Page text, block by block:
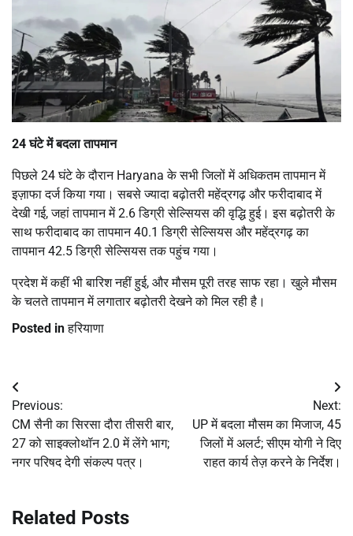
24 घंटे में बदला तापमान
पिछले 24 घंटे के दौरान Haryana के सभी जिलों में अधिकतम तापमान में
इज़ाफा दर्ज किया गया। सबसे ज्यादा बढ़ोतरी महेंद्रगढ़ और फरीदाबाद में
देखी गई, जहां तापमान में 2.6 डिग्री सेल्सियस की वृद्धि हुई। इस बढ़ोतरी के
साथ फरीदाबाद का तापमान 40.1 डिग्री सेल्सियस और महेंद्रगढ़ का
तापमान 42.5 डिग्री सेल्सियस तक पहुंच गया।
प्रदेश में कहीं भी बारिश नहीं हुई, और मौसम पूरी तरह साफ रहा। खुले मौसम
के चलते तापमान में लगातार बढ़ोतरी देखने को मिल रही है।
Posted inहरियाणा
Post
navigation
Previous:
CM सैनी का सिरसा दौरा तीसरी बार,
27 को साइक्लोथॉन 2.0 में लेंगे भाग;
नगर परिषद देगी संकल्प पत्र।
Next:
UP में बदला मौसम का मिजाज, 45
जिलों में अलर्ट; सीएम योगी ने दिए
राहत कार्य तेज़ करने के निर्देश।
Related Posts